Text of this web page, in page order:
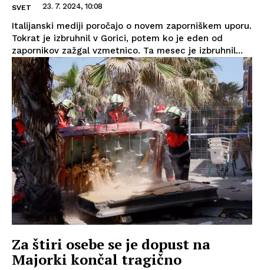
SVET 23. 7. 2024, 10:08
Italijanski mediji poročajo o novem zaporniškem uporu.
Tokrat je izbruhnil v Gorici, potem ko je eden od
zapornikov zažgal vzmetnico. Ta mesec je izbruhnil...
Za štiri osebe se je dopust na
Majorki končal tragično